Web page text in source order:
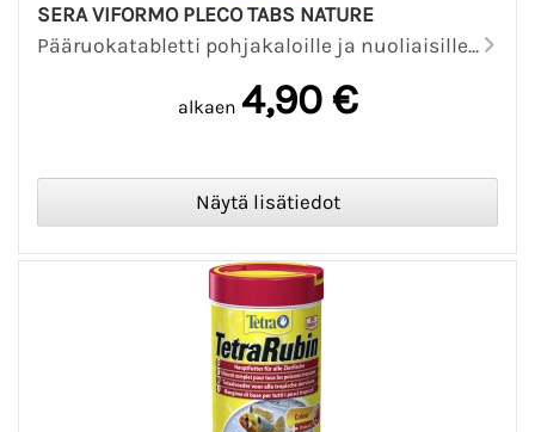
SERA VIFORMO PLECO TABS NATURE
Pääruokatabletti pohjakaloille ja nuoliaisille...
alkaen 4,90 €